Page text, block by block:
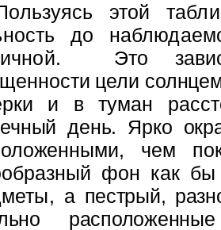
этой
до
Это
цели
и в туман
день. Ярко
чем
разный фон как бы
а пестрый,
располо­